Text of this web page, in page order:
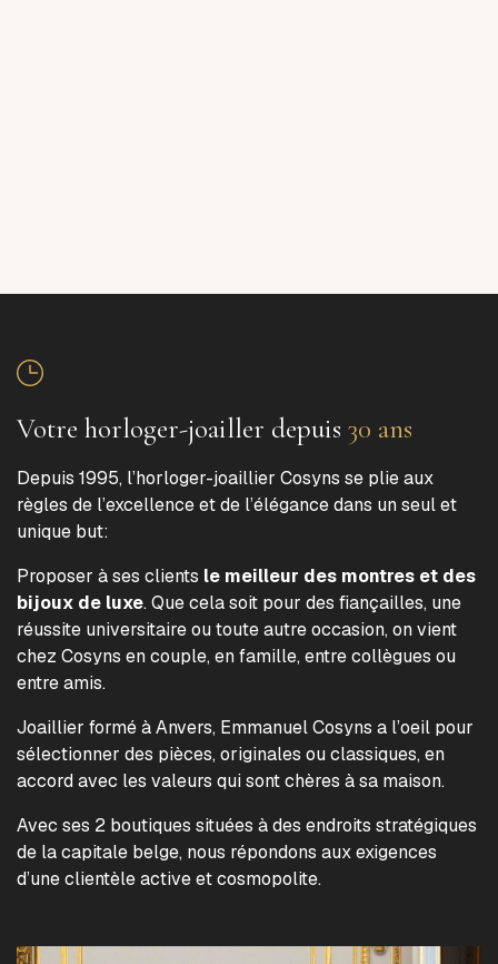
Votre horloger-joailler depuis 30 ans
Depuis 1995, l’horloger-joaillier Cosyns se plie aux
règles de l’excellence et de l’élégance dans un seul et
unique but:
Proposer à ses clients le meilleur des montres et des
bijoux de luxe. Que cela soit pour des fiançailles, une
réussite universitaire ou toute autre occasion, on vient
chez Cosyns en couple, en famille, entre collègues ou
entre amis.
Joaillier formé à Anvers, Emmanuel Cosyns a l’oeil pour
sélectionner des pièces, originales ou classiques, en
accord avec les valeurs qui sont chères à sa maison.
Avec ses 2 boutiques situées à des endroits stratégiques
de la capitale belge, nous répondons aux exigences
d’une clientèle active et cosmopolite.